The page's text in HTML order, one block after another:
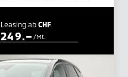
Leasing abCHF
249.–/Mt.